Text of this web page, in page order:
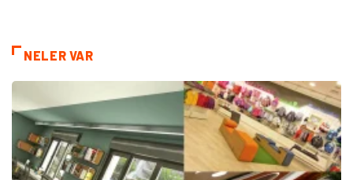
NELER VAR